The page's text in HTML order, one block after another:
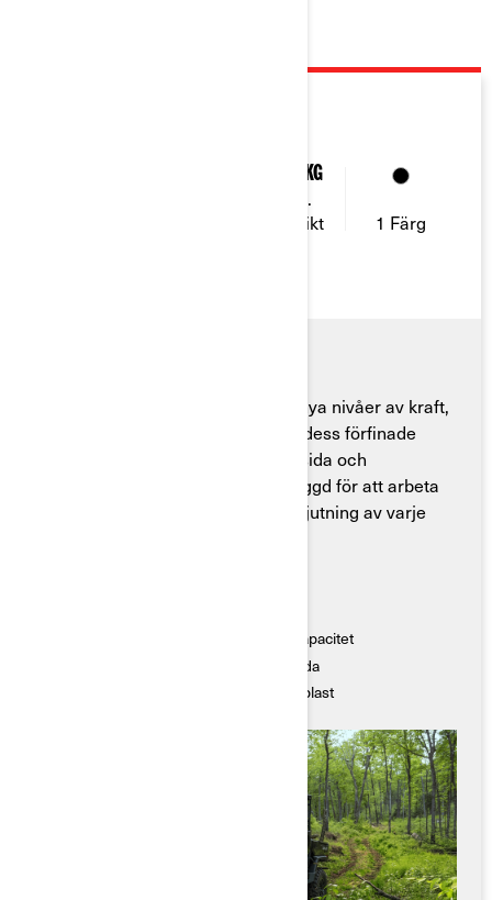
1 134 Kg
Max.
dragvikt
1 Färg
2026-års Traxter HD11 levererar nya nivåer av kraft,
bekvämlighet och kapacitet. Med dess förfinade
HD11-motor, teknikorienterade insida och
klassledande funktioner är den byggd för att arbeta
längre och hålla längre – och för njutning av varje
● Bästa fjädrings-, bogserings- och lastkapacitet
● Avancerad teknik och ergonomisk insida
● Heltäckande robust bukskydd i HMW-plast